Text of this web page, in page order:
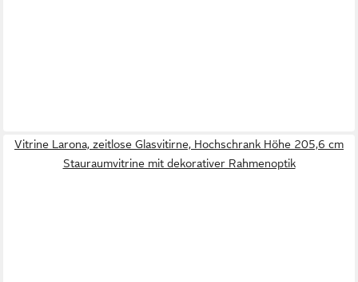
Vitrine Larona, zeitlose Glasvitirne, Hochschrank Höhe 205,6 cm
Stauraumvitrine mit dekorativer Rahmenoptik